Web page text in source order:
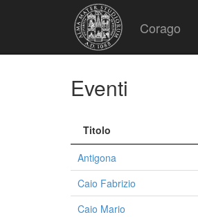
Corago
Eventi
Titolo
Antigona
Caio Fabrizio
Caio Mario